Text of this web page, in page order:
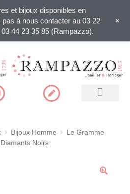
Bijoux Homme
Le Gramme
Noirs
et bijoux disponibles en
pas à nous contacter au 03 22
44 23 35 85 (Rampazzo).
+